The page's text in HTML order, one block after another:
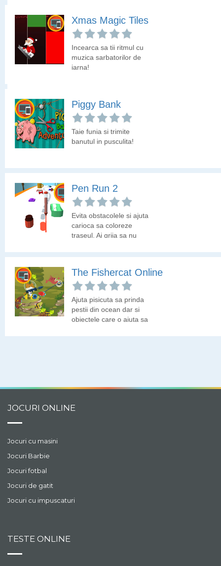
poti sa treci.
Virus Ninja
Luptatorul ninja este
atacat de virusuri si tu
Xmas Magic Tiles
Incearca sa tii ritmul cu
muzica sarbatorilor de
iarna!
Piggy Bank
Taie funia si trimite
banutul in pusculita!
Pen Run 2
Evita obstacolele si ajuta
carioca sa coloreze
traseul. Ai grija sa nu
The Fishercat Online
Ajuta pisicuta sa prinda
pestii din ocean dar si
obiectele care o ajuta sa
JOCURI ONLINE
Jocuri cu masini
Jocuri Barbie
Jocuri fotbal
Jocuri de gatit
Jocuri cu impuscaturi
TESTE ONLINE